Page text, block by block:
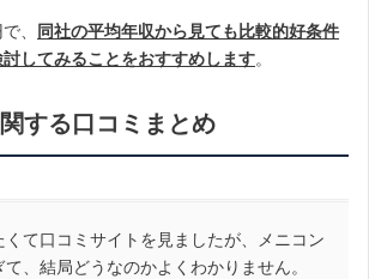
、
同社の平均年収から見ても比較的好条件
してみることをおすすめします。
する口コミまとめ
くて口コミサイトを見ましたが、メニコン
、結局どうなのかよくわかりません。